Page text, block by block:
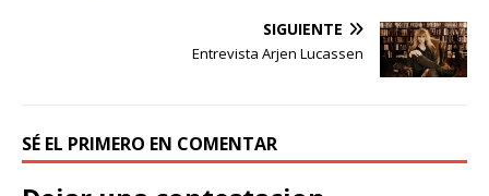
SIGUIENTE
Entrevista Arjen Lucassen
SÉ EL PRIMERO EN COMENTAR